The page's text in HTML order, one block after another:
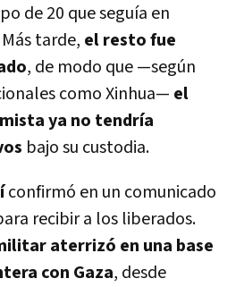
de 20 que seguía en
tarde, el resto fue
, de modo que —según
como Xinhua— el
ya no tendría
bajo su custodia.
confirmó en un comunicado
recibir a los liberados.
aterrizó en una base
con Gaza, desde